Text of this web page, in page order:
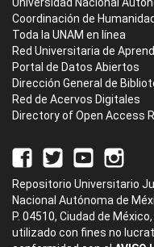
Coordinación de
Toda la UNAM en línea
Red Universitaria de
Portal de Datos Abiertos
Dirección General de
Red de Acervos Digitales
Directory of Open Access
Repositorio Universitario
Nacional Autónoma de
P. 04510, Ciudad de
utilizado con fines no